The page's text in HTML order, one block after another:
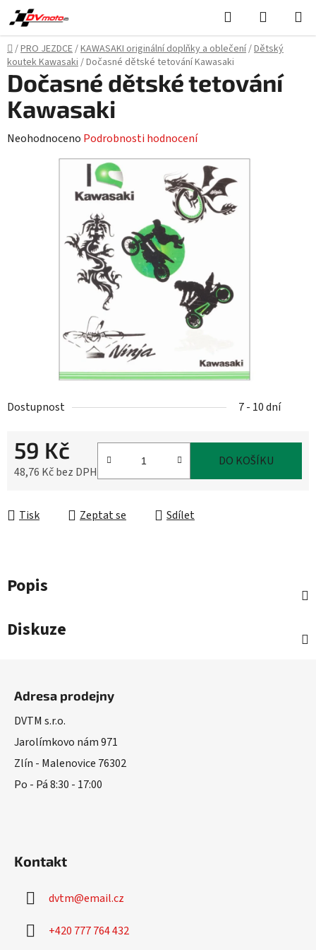
Přejít
na
obsah
Hledat
KOŠÍK
Domů
/PRO JEZDCE/KAWASAKI originální doplňky a oblečení/Dětský
koutek Kawasaki/Dočasné dětské tetování Kawasaki
Dostupnost 7 - 10 dní
59 Kč
48,76 Kč bez DPH
DO KOŠÍKU
Tisk Zeptat se Sdílet
Dočasné dětské tetování
Kawasaki
Průměrné
Neohodnoceno Podrobnosti hodnocení
Popis
Diskuze
Adresa prodejny
DVTM s.r.o.
Jarolímkovo nám 971
Zlín - Malenovice 76302
Po - Pá 8:30 - 17:00
Kontakt
dvtm@email.cz
+420 777 764 432